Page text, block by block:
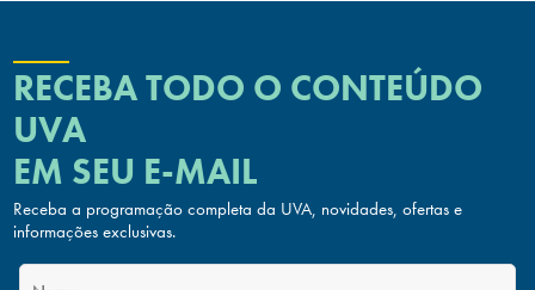
RECEBA TODO O CONTEÚDO
UVA
EM SEU E-MAIL
Receba a programação completa da UVA, novidades, ofertas e
informações exclusivas.